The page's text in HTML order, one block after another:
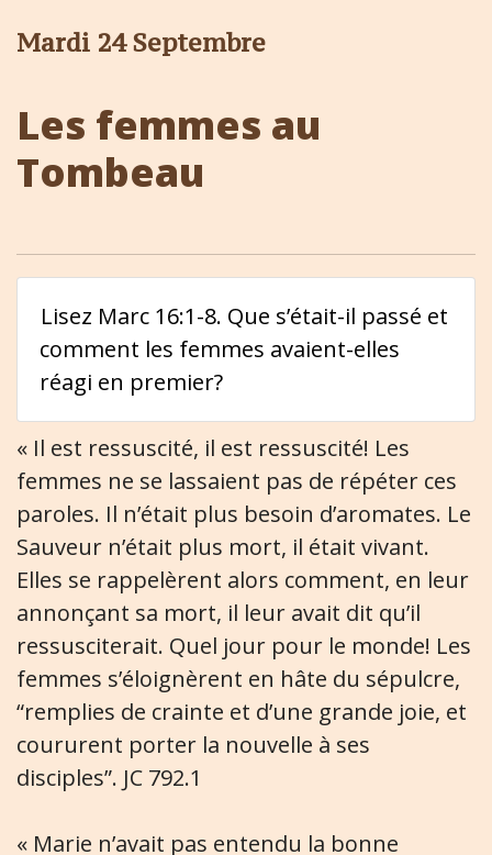
Mardi 24 Septembre
Les femmes au
Tombeau
Lisez Marc 16:1-8. Que s’était-il passé et
comment les femmes avaient-elles
réagi en premier?
« Il est ressuscité, il est ressuscité! Les
femmes ne se lassaient pas de répéter ces
paroles. Il n’était plus besoin d’aromates. Le
Sauveur n’était plus mort, il était vivant.
Elles se rappelèrent alors comment, en leur
annonçant sa mort, il leur avait dit qu’il
ressusciterait. Quel jour pour le monde! Les
femmes s’éloignèrent en hâte du sépulcre,
“remplies de crainte et d’une grande joie, et
coururent porter la nouvelle à ses
disciples”. JC 792.1
« Marie n’avait pas entendu la bonne